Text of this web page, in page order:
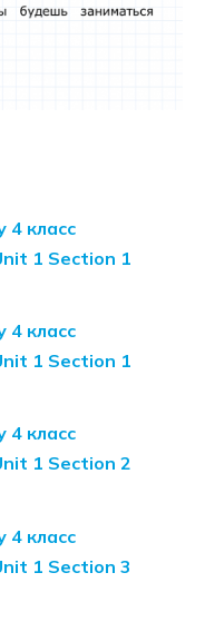
4 класс
1 Section 1
4 класс
1 Section 1
4 класс
1 Section 2
4 класс
1 Section 3